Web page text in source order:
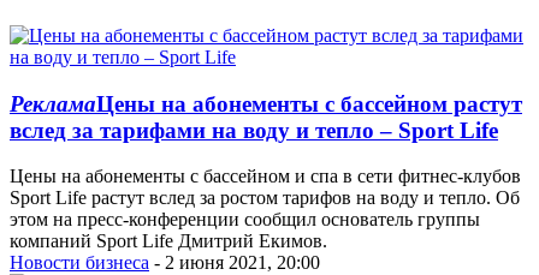
РекламаЦены на абонементы с бассейном растут
вслед за тарифами на воду и тепло – Sport Life
Цены на абонементы с бассейном и спа в сети фитнес-клубов
Sport Life растут вслед за ростом тарифов на воду и тепло. Об
этом на пресс-конференции сообщил основатель группы
компаний Sport Life Дмитрий Екимов.
Новости бизнеса - 2 июня 2021, 20:00